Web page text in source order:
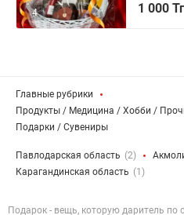
4 1 000 Тг
Главные рубрики
Продукты / Медицина / Хобби /
Подарки / Сувениры
Павлодарская область (2)
Карагандинская область (1)
Подарок - вещь, которую даритель по